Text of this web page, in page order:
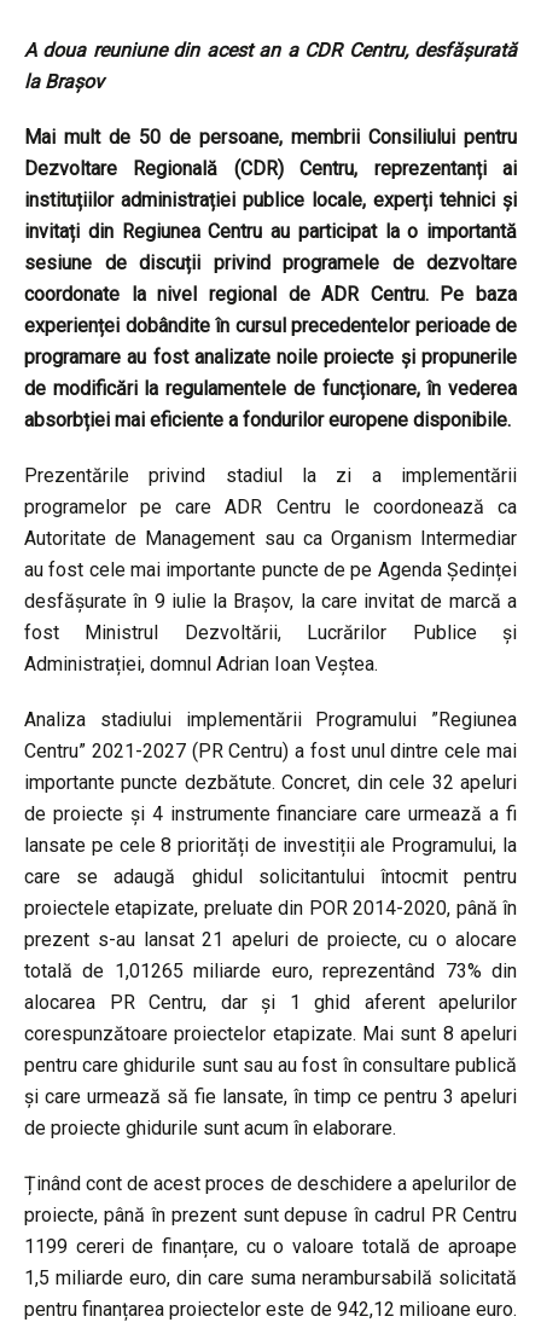
A doua reuniune din acest an a CDR Centru, desfășurată
la Brașov
Mai mult de 50 de persoane, membrii Consiliului pentru
Dezvoltare Regională (CDR) Centru, reprezentanți ai
instituțiilor administrației publice locale, experți tehnici și
invitați din Regiunea Centru au participat la o importantă
sesiune de discuții privind programele de dezvoltare
coordonate la nivel regional de ADR Centru. Pe baza
experienței dobândite în cursul precedentelor perioade de
programare au fost analizate noile proiecte și propunerile
de modificări la regulamentele de funcționare, în vederea
absorbției mai eficiente a fondurilor europene disponibile.
Prezentările privind stadiul la zi a implementării
programelor pe care ADR Centru le coordonează ca
Autoritate de Management sau ca Organism Intermediar
au fost cele mai importante puncte de pe Agenda Ședinței
desfășurate în 9 iulie la Brașov, la care invitat de marcă a
fost Ministrul Dezvoltării, Lucrărilor Publice și
Administrației, domnul Adrian Ioan Veștea.
Analiza stadiului implementării Programului ”Regiunea
Centru” 2021-2027 (PR Centru) a fost unul dintre cele mai
importante puncte dezbătute. Concret, din cele 32 apeluri
de proiecte și 4 instrumente financiare care urmează a fi
lansate pe cele 8 priorități de investiții ale Programului, la
care se adaugă ghidul solicitantului întocmit pentru
proiectele etapizate, preluate din POR 2014-2020, până în
prezent s-au lansat 21 apeluri de proiecte, cu o alocare
totală de 1,01265 miliarde euro, reprezentând 73% din
alocarea PR Centru, dar și 1 ghid aferent apelurilor
corespunzătoare proiectelor etapizate. Mai sunt 8 apeluri
pentru care ghidurile sunt sau au fost în consultare publică
și care urmează să fie lansate, în timp ce pentru 3 apeluri
de proiecte ghidurile sunt acum în elaborare.
Ținând cont de acest proces de deschidere a apelurilor de
proiecte, până în prezent sunt depuse în cadrul PR Centru
1199 cereri de finanțare, cu o valoare totală de aproape
1,5 miliarde euro, din care suma nerambursabilă solicitată
pentru finanțarea proiectelor este de 942,12 milioane euro.